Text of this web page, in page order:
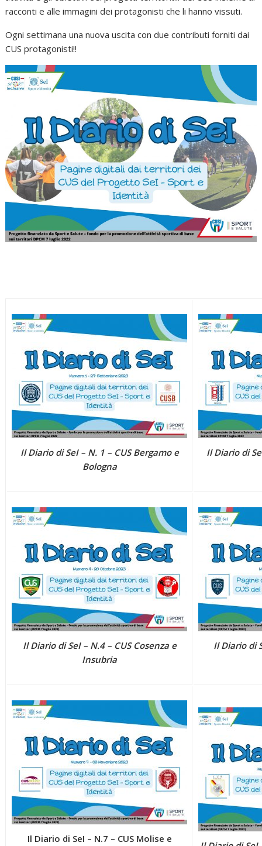
racconti e alle immagini dei protagonisti che li hanno vissuti.
Ogni settimana una nuova uscita con due contributi forniti dai
CUS protagonisti!!
Il Diario di SeI – N. 1 – CUS Bergamo e
Bologna
Il Diario di
Il Diario di SeI – N.4 – CUS Cosenza e
Insubria
Il Diario di
Il Diario di SeI – N.7 – CUS Molise e